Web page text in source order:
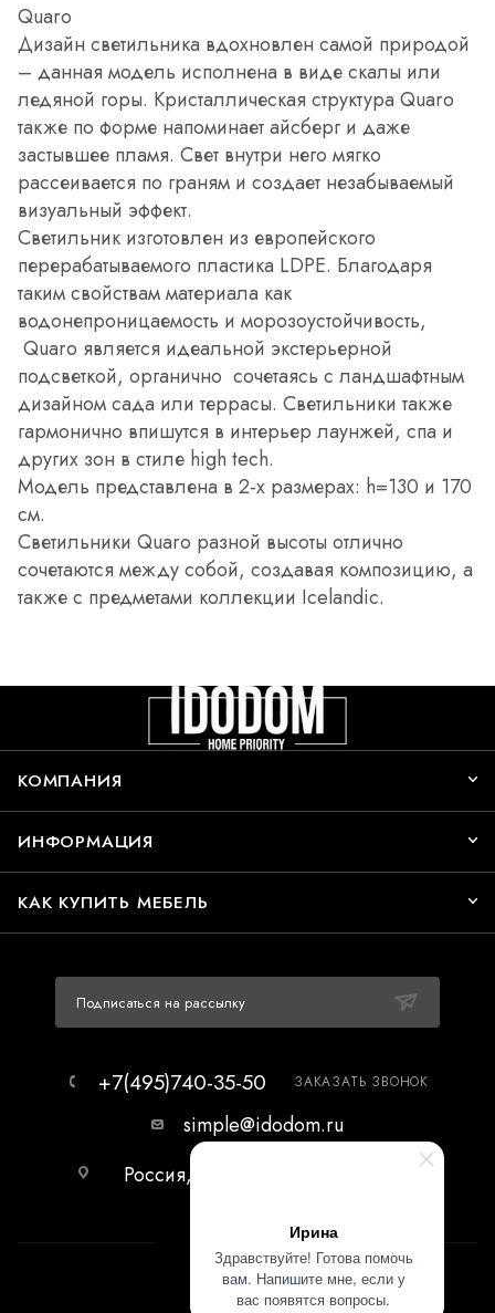
Ирина
Здравствуйте! Готова помочь
вам. Напишите мне, если у
вас появятся вопросы.
Quaro
Дизайн светильника вдохновлен самой природой
– данная модель исполнена в виде скалы или
ледяной горы. Кристаллическая структура Quaro
также по форме напоминает айсберг и даже
застывшее пламя. Свет внутри него мягко
рассеивается по граням и создает незабываемый
визуальный эффект.
Светильник изготовлен из европейского
перерабатываемого пластика LDPE. Благодаря
таким свойствам материала как
водонепроницаемость и морозоустойчивость,
Quaro является идеальной экстерьерной
подсветкой, органично сочетаясь с ландшафтным
дизайном сада или террасы. Светильники также
гармонично впишутся в интерьер лаунжей, спа и
других зон в стиле high tech.
Модель представлена в 2-х размерах: h=130 и 170
см.
Светильники Quaro разной высоты отлично
сочетаются между собой, создавая композицию, а
также с предметами коллекции Icelandic.
КОМПАНИЯ
ИНФОРМАЦИЯ
КАК КУПИТЬ МЕБЕЛЬ
Подписаться на рассылку
+7(495)740-35-50 ЗАКАЗАТЬ ЗВОНОК
simple@idodom.ru
Россия, г.Москва, МЦ Гранд-2,